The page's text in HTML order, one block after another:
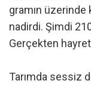
gramın
nadirdi. Şimdi
Gerçekten
Tarımda sessiz